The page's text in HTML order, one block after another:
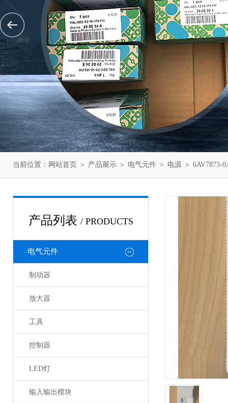
当前位置： 网站首页 ＞ 产品展示 ＞ 电气元件 ＞ 电源 ＞ 6AV7873-
产品列表 / PRODUCTS
电气元件
制动器
放大器
工具
控制器
LED灯
输入输出模块